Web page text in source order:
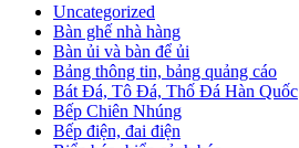
Uncategorized
Bàn ghế nhà hàng
Bàn ủi và bàn để ủi
Bảng thông tin, bảng quảng cáo
Bát Đá, Tô Đá, Thố Đá Hàn Quốc
Bếp Chiên Nhúng
Bếp điện, đai điện